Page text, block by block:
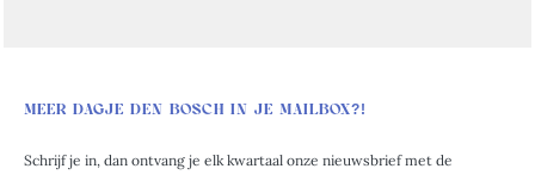
MEER DAGJE DEN BOSCH IN JE MAILBOX?!
Schrijf je in, dan ontvang je elk kwartaal onze nieuwsbrief met de